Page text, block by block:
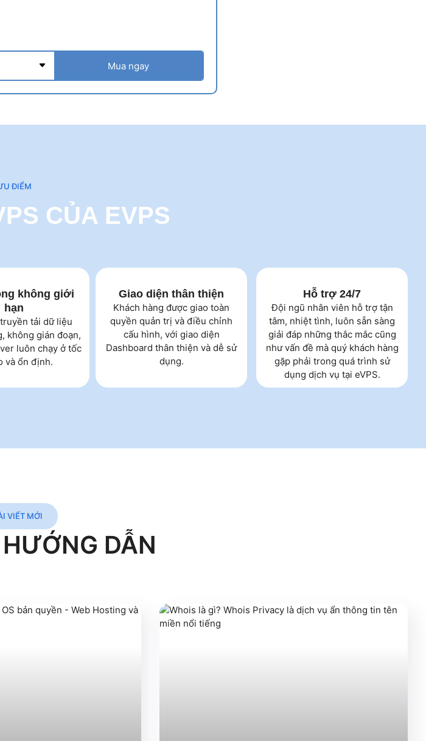
Mua ngay
ĐIỂM
CỦA EVPS
không giới
hạn
tải dữ liệu
không gián đoạn,
luôn chạy ở tốc
và ổn định.
Giao diện thân thiện
Khách hàng được giao toàn
quyền quản trị và điều chỉnh
cấu hình, với giao diện
Dashboard thân thiện và dễ sử
dụng.
Hỗ trợ 24/7
Đội ngũ nhân viên hỗ trợ tận
tâm, nhiệt tình, luôn sẵn sàng
giải đáp những thắc mắc cũng
như vấn đề mà quý khách hàng
gặp phải trong quá trình sử
dụng dịch vụ tại eVPS.
VIẾT MỚI
DẪN